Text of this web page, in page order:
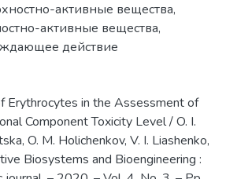
активные вещества,
активные вещества,
действие
Erythrocytes in the Assessment of
Component Toxicity Level / O. I.
O. M. Holichenkov, V. I. Liashenko,
Biosystems and Bioengineering :